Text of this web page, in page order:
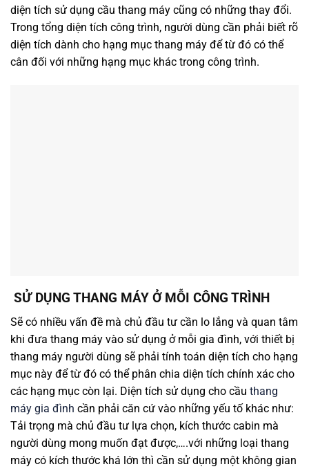
diện tích sử dụng cầu thang máy cũng có những thay đổi.
Trong tổng diện tích công trình, người dùng cần phải biết rõ
diện tích dành cho hạng mục thang máy để từ đó có thể
cân đối với những hạng mục khác trong công trình.
SỬ DỤNG THANG MÁY Ở MỖI CÔNG TRÌNH
Sẽ có nhiều vấn đề mà chủ đầu tư cần lo lắng và quan tâm
khi đưa thang máy vào sử dụng ở mỗi gia đình, với thiết bị
thang máy người dùng sẽ phải tính toán diện tích cho hạng
mục này để từ đó có thể phân chia diện tích chính xác cho
các hạng mục còn lại. Diện tích sử dụng cho cầu thang
máy gia đình cần phải căn cứ vào những yếu tố khác như:
Tải trọng mà chủ đầu tư lựa chọn, kích thước cabin mà
người dùng mong muốn đạt được,….với những loại thang
máy có kích thước khá lớn thì cần sử dụng một không gian